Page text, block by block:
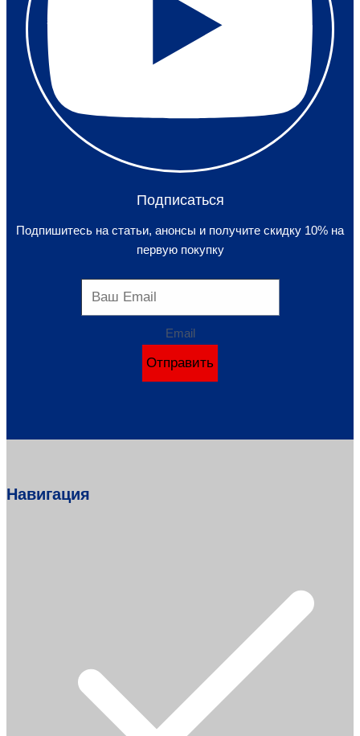
Подписаться
Подпишитесь на статьи, анонсы и получите скидку 10% на
первую покупку
Email
Отправить
Навигация